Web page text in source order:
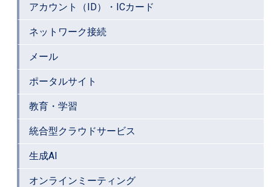
アカウント（ID）・ICカード
ネットワーク接続
メール
ポータルサイト
教育・学習
統合型クラウドサービス
生成AI
オンラインミーティング